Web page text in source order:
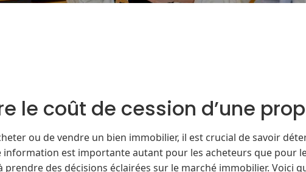
le coût de cession d’une
ou de vendre un bien immobilier, il est crucial de savoir
information est importante autant pour les acheteurs que pour
prendre des décisions éclairées sur le marché immobilier. Voici